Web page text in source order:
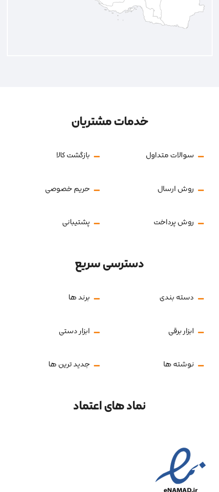
خدمات مشتریان
سوالات متداول بازگشت کالا
روش ارسال حریم خصوصی
روش پرداخت پشتیبانی
دسترسی سریع
دسته بندی برند ها
ابزار برقی ابزار دستی
نوشته ها جدید ترین ها
نماد های اعتماد